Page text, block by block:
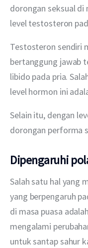
dorongan seksual di
level testosteron
Testosteron sendiri
bertanggung jawab
libido pada pria.
level hormon ini
Selain itu, dengan
dorongan performa
Dipengaruhi
Salah satu hal yang
yang berpengaruh
di masa puasa adalah
mengalami
untuk santap sahur